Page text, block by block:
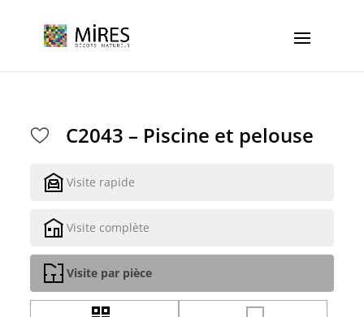
C2043 – Piscine et pelouse
Visite rapide
Visite complète
Visite par pièce